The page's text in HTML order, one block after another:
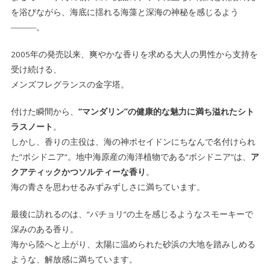
を浴びながら、海底に揺れる海藻と深海の神秘を感じるよう
―――。
2005年の発売以来、爽やかな香りを求める大人の男性から支持を
受け続ける、
メンズフレグランスの金字塔。
付けた瞬間から、 “マンダリン”の健康的な魅力に満ち溢れたシト
ラスノート。
しかし、香りの主役は、海の神ポセイドンにちなんで名付けられ
た”ポシドニア”。地中海原産の海洋植物である”ポシドニア”は、 ア
クアティックかつソルティーな香り 。
海の青さを思わせるみずみずしさに満ちています。
最後に訪れるのは、”パチョリ”の土を感じるようなスモーキーで
深みのある香り。
海から陸へと上がり、太陽に温められた砂浜の大地を踏みしめる
ような、解放感に満ちています。